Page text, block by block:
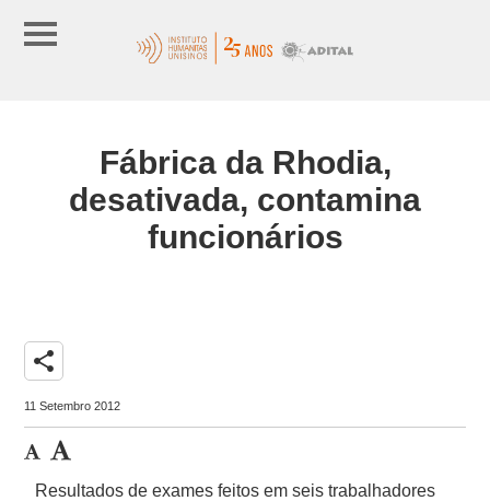
Fábrica da Rhodia,
desativada, contamina
funcionários
share
11 Setembro 2012
Resultados de exames feitos em seis trabalhadores